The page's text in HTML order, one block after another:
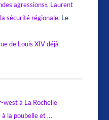
agressions», Laurent
sécurité régionale, Le
de Louis XIV déjà
west à La Rochelle
la poubelle et …